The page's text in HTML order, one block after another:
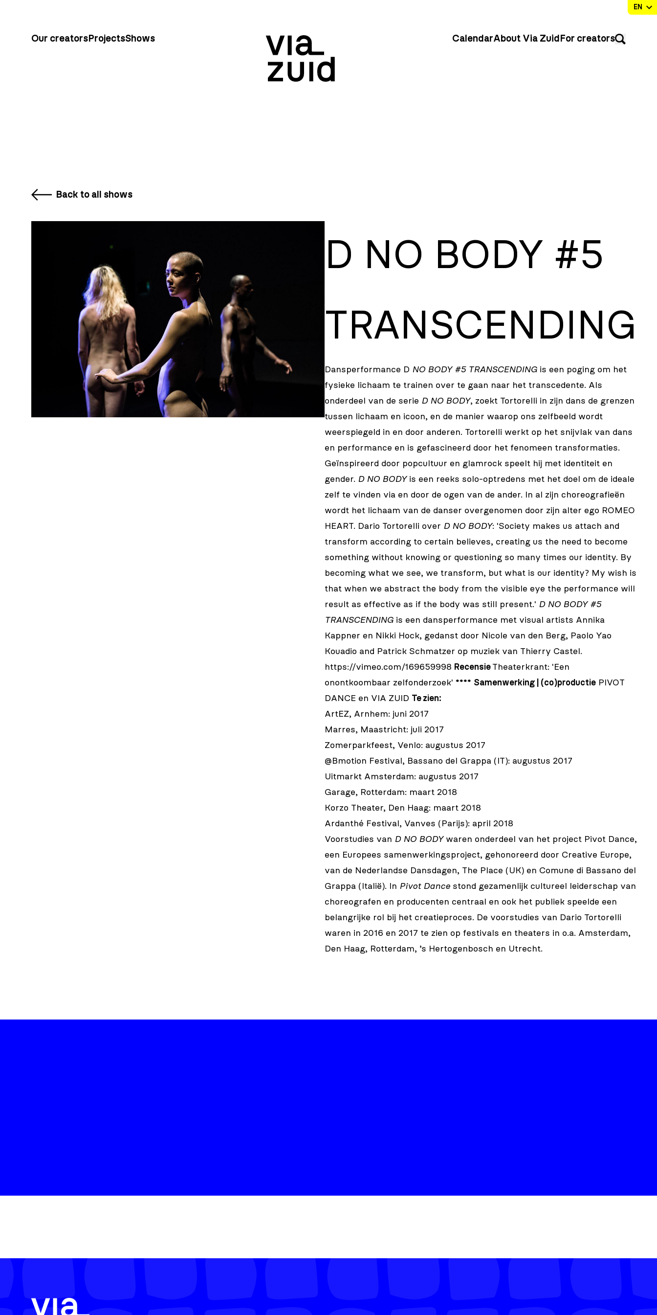
Our creators ProjectsShows CalendarAbout Via Zuid For creators
Back to all shows
D NO BODY #5
TRANSCENDING
Dansperformance D NO BODY #5 TRANSCENDING is een poging om het
fysieke lichaam te trainen over te gaan naar het transcedente. Als
onderdeel van de serie D NO BODY, zoekt Tortorelli in zijn dans de grenzen
tussen lichaam en icoon, en de manier waarop ons zelfbeeld wordt
weerspiegeld in en door anderen. Tortorelli werkt op het snijvlak van dans
en performance en is gefascineerd door het fenomeen transformaties.
Geïnspireerd door popcultuur en glamrock speelt hij met identiteit en
gender. D NO BODYis een reeks solo-optredens met het doel om de ideale
zelf te vinden via en door de ogen van de ander. In al zijn choreografieën
wordt het lichaam van de danser overgenomen door zijn alter ego ROMEO
HEART. Dario Tortorelli over D NO BODY: 'Society makes us attach and
transform according to certain believes, creating us the need to become
something without knowing or questioning so many times our identity. By
becoming what we see, we transform, but what is our identity? My wish is
that when we abstract the body from the visible eye the performance will
result as effective as if the body was still present.' D NO BODY #5
TRANSCENDING is een dansperformance met visual artists Annika
Kappner en Nikki Hock, gedanst door Nicole van den Berg, Paolo Yao
Kouadio and Patrick Schmatzer op muziek van Thierry Castel.
https://vimeo.com/169659998 Recensie Theaterkrant: 'Een
onontkoombaar zelfonderzoek' **** Samenwerking | (co)productie PIVOT
DANCE en VIA ZUID Te zien:
ArtEZ, Arnhem: juni 2017
Marres, Maastricht: juli 2017
Zomerparkfeest, Venlo: augustus 2017
@Bmotion Festival, Bassano del Grappa (IT): augustus 2017
Uitmarkt Amsterdam: augustus 2017
Garage, Rotterdam: maart 2018
Korzo Theater, Den Haag: maart 2018
Ardanthé Festival, Vanves (Parijs): april 2018
Voorstudies van D NO BODY waren onderdeel van het project Pivot Dance,
een Europees samenwerkingsproject, gehonoreerd door Creative Europe,
van de Nederlandse Dansdagen, The Place (UK) en Comune di Bassano del
Grappa (Italië). In Pivot Dance stond gezamenlijk cultureel leiderschap van
choreografen en producenten centraal en ook het publiek speelde een
belangrijke rol bij het creatieproces. De voorstudies van Dario Tortorelli
waren in 2016 en 2017 te zien op festivals en theaters in o.a. Amsterdam,
Den Haag, Rotterdam, ’s Hertogenbosch en Utrecht.